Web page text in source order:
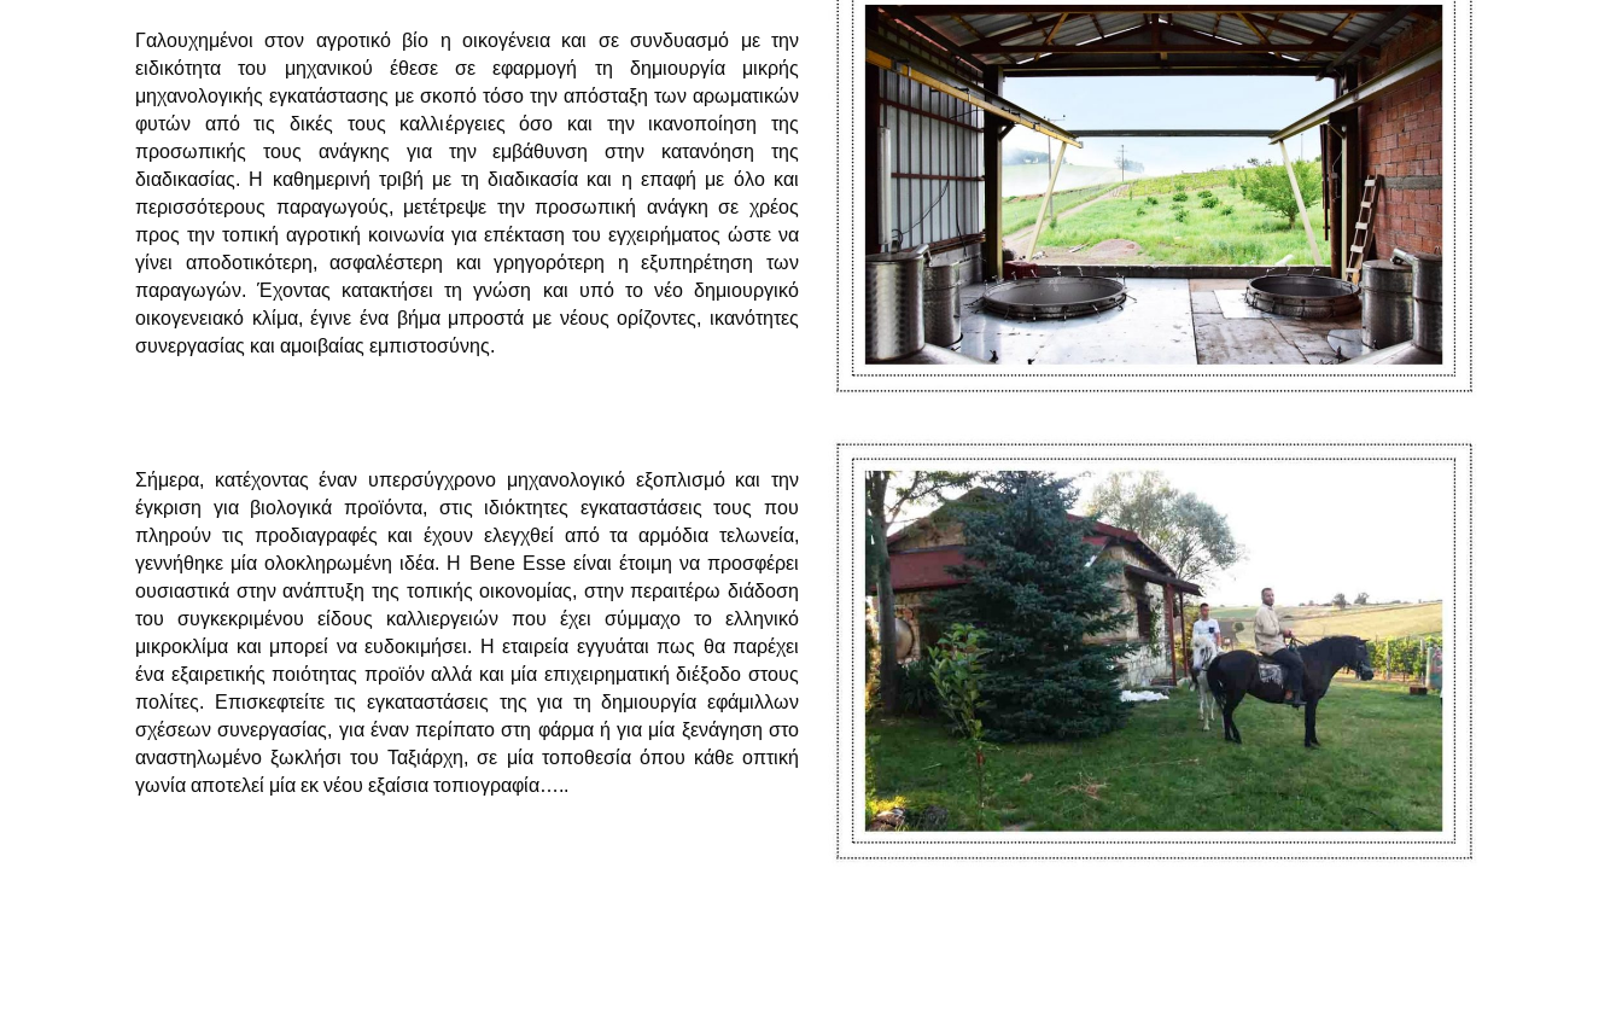
Γαλουχημένοι στον αγροτικό βίο η οικογένεια και σε συνδυασμό με την
ειδικότητα του μηχανικού έθεσε σε εφαρμογή τη δημιουργία μικρής
μηχανολογικής εγκατάστασης με σκοπό τόσο την απόσταξη των αρωματικών
φυτών από τις δικές τους καλλιέργειες όσο και την ικανοποίηση της
προσωπικής τους ανάγκης για την εμβάθυνση στην κατανόηση της
διαδικασίας. H καθημερινή τριβή με τη διαδικασία και η επαφή με όλο και
περισσότερους παραγωγούς, μετέτρεψε την προσωπική ανάγκη σε χρέος
προς την τοπική αγροτική κοινωνία για επέκταση του εγχειρήματος ώστε να
γίνει αποδοτικότερη, ασφαλέστερη και γρηγορότερη η εξυπηρέτηση των
παραγωγών. Έχοντας κατακτήσει τη γνώση και υπό το νέο δημιουργικό
οικογενειακό κλίμα, έγινε ένα βήμα μπροστά με νέους ορίζοντες, ικανότητες
συνεργασίας και αμοιβαίας εμπιστοσύνης.
Σήμερα, κατέχοντας έναν υπερσύγχρονο μηχανολογικό εξοπλισμό και την
έγκριση για βιολογικά προϊόντα, στις ιδιόκτητες εγκαταστάσεις τους που
πληρούν τις προδιαγραφές και έχουν ελεγχθεί από τα αρμόδια τελωνεία,
γεννήθηκε μία ολοκληρωμένη ιδέα. Η Bene Esse είναι έτοιμη να προσφέρει
ουσιαστικά στην ανάπτυξη της τοπικής οικονομίας, στην περαιτέρω διάδοση
του συγκεκριμένου είδους καλλιεργειών που έχει σύμμαχο το ελληνικό
μικροκλίμα και μπορεί να ευδοκιμήσει. Η εταιρεία εγγυάται πως θα παρέχει
ένα εξαιρετικής ποιότητας προϊόν αλλά και μία επιχειρηματική διέξοδο στους
πολίτες. Επισκεφτείτε τις εγκαταστάσεις της για τη δημιουργία εφάμιλλων
σχέσεων συνεργασίας, για έναν περίπατο στη φάρμα ή για μία ξενάγηση στο
αναστηλωμένο ξωκλήσι του Ταξιάρχη, σε μία τοποθεσία όπου κάθε οπτική
γωνία αποτελεί μία εκ νέου εξαίσια τοπιογραφία…..